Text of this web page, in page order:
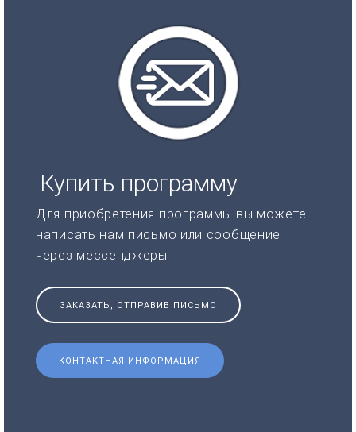
Купить программу
Для приобретения программы вы можете
написать нам письмо или сообщение
через мессенджеры
ЗАКАЗАТЬ, ОТПРАВИВ ПИСЬМО
КОНТАКТНАЯ ИНФОРМАЦИЯ